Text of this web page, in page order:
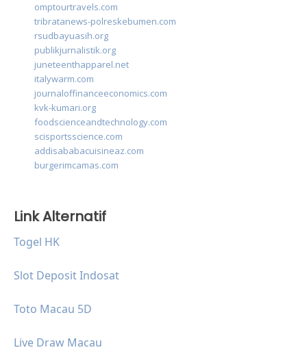
omptourtravels.com
tribratanews-polreskebumen.com
rsudbayuasih.org
publikjurnalistik.org
juneteenthapparel.net
italywarm.com
journaloffinanceeconomics.com
kvk-kumari.org
foodscienceandtechnology.com
scisportsscience.com
addisababacuisineaz.com
burgerimcamas.com
Link Alternatif
Togel HK
Slot Deposit Indosat
Toto Macau 5D
Live Draw Macau